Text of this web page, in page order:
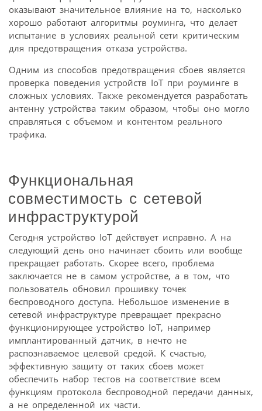
оказывают значительное влияние на то, насколько
хорошо работают алгоритмы роуминга, что делает
испытание в условиях реальной сети критическим
для предотвращения отказа устройства.
Одним из способов предотвращения сбоев является
проверка поведения устройств IoT при роуминге в
сложных условиях. Также рекомендуется разработать
антенну устройства таким образом, чтобы оно могло
справляться с объемом и контентом реального
трафика.
Функциональная
совместимость с сетевой
инфраструктурой
Сегодня устройство IoT действует исправно. А на
следующий день оно начинает сбоить или вообще
прекращает работать. Скорее всего, проблема
заключается не в самом устройстве, а в том, что
пользователь обновил прошивку точек
беспроводного доступа. Небольшое изменение в
сетевой инфраструктуре превращает прекрасно
функционирующее устройство IoT, например
имплантированный датчик, в нечто не
распознаваемое целевой средой. К счастью,
эффективную защиту от таких сбоев может
обеспечить набор тестов на соответствие всем
функциям протокола беспроводной передачи данных,
а не определенной их части.